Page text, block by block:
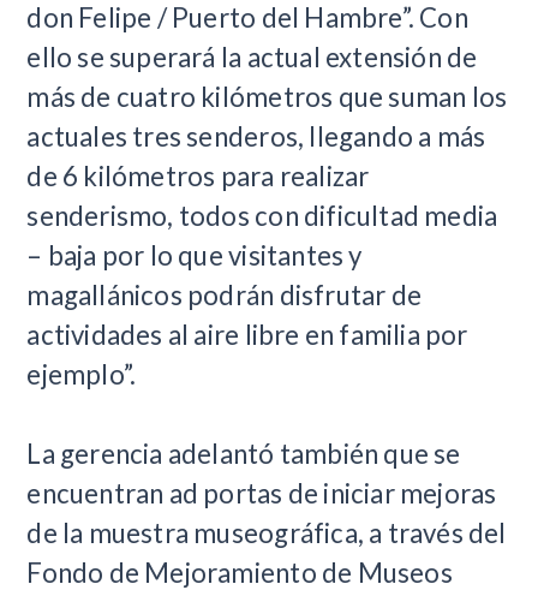
don Felipe / Puerto del Hambre”. Con
ello se superará la actual extensión de
más de cuatro kilómetros que suman los
actuales tres senderos, llegando a más
de 6 kilómetros para realizar
senderismo, todos con dificultad media
– baja por lo que visitantes y
magallánicos podrán disfrutar de
actividades al aire libre en familia por
ejemplo”.
La gerencia adelantó también que se
encuentran ad portas de iniciar mejoras
de la muestra museográfica, a través del
Fondo de Mejoramiento de Museos